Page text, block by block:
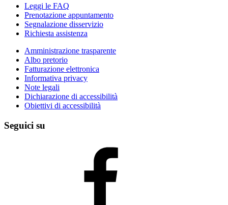
Leggi le FAQ
Prenotazione appuntamento
Segnalazione disservizio
Richiesta assistenza
Amministrazione trasparente
Albo pretorio
Fatturazione elettronica
Informativa privacy
Note legali
Dichiarazione di accessibilità
Obiettivi di accessibilità
Seguici su